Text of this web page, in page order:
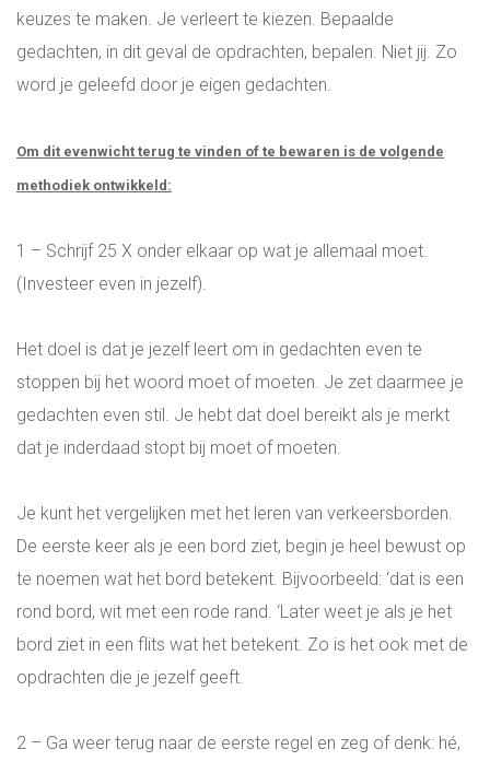
keuzes te maken. Je verleert te kiezen. Bepaalde
gedachten, in dit geval de opdrachten, bepalen. Niet jij. Zo
word je geleefd door je eigen gedachten.
Om dit evenwicht terug te vinden of te bewaren is de volgende
methodiek ontwikkeld:
1 – Schrijf 25 X onder elkaar op wat je allemaal moet.
(Investeer even in jezelf).
Het doel is dat je jezelf leert om in gedachten even te
stoppen bij het woord moet of moeten. Je zet daarmee je
gedachten even stil. Je hebt dat doel bereikt als je merkt
dat je inderdaad stopt bij moet of moeten.
Je kunt het vergelijken met het leren van verkeersborden.
De eerste keer als je een bord ziet, begin je heel bewust op
te noemen wat het bord betekent. Bijvoorbeeld: ‘dat is een
rond bord, wit met een rode rand. ‘Later weet je als je het
bord ziet in een flits wat het betekent. Zo is het ook met de
opdrachten die je jezelf geeft.
2 – Ga weer terug naar de eerste regel en zeg of denk: hé,